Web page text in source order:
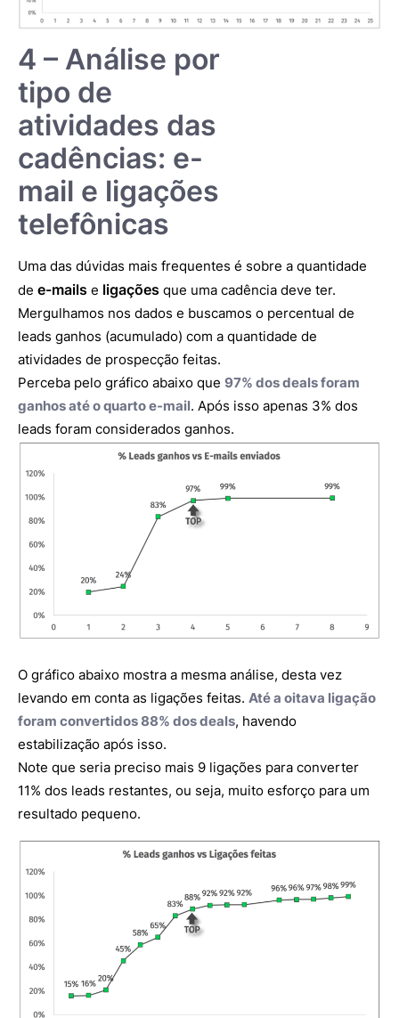
4 – Análise por
tipo de
atividades das
cadências: e-
mail e ligações
telefônicas
Uma das dúvidas mais frequentes é sobre a quantidade
de e-mails e ligações que uma cadência deve ter.
Mergulhamos nos dados e buscamos o percentual de
leads ganhos (acumulado) com a quantidade de
atividades de prospecção feitas.
Perceba pelo gráfico abaixo que 97% dos deals foram
ganhos até o quarto e-mail. Após isso apenas 3% dos
leads foram considerados ganhos.
O gráfico abaixo mostra a mesma análise, desta vez
levando em conta as ligações feitas. Até a oitava ligação
foram convertidos 88% dos deals, havendo
estabilização após isso.
Note que seria preciso mais 9 ligações para converter
11% dos leads restantes, ou seja, muito esforço para um
resultado pequeno.